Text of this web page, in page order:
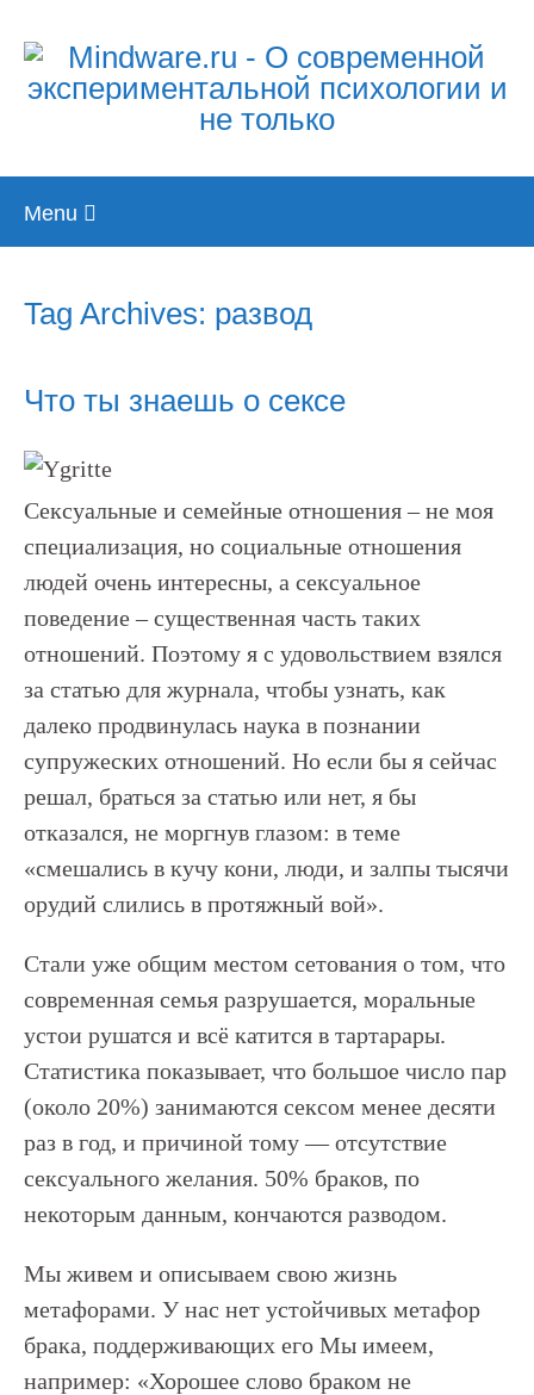
Menu
Tag Archives: развод
Что ты знаешь о сексе
Сексуальные и семейные отношения – не моя
специализация, но социальные отношения
людей очень интересны, а сексуальное
поведение – существенная часть таких
отношений. Поэтому я с удовольствием взялся
за статью для журнала, чтобы узнать, как
далеко продвинулась наука в познании
супружеских отношений. Но если бы я сейчас
решал, браться за статью или нет, я бы
отказался, не моргнув глазом: в теме
«смешались в кучу кони, люди, и залпы тысячи
орудий слились в протяжный вой».
Стали уже общим местом сетования о том, что
современная семья разрушается, моральные
устои рушатся и всё катится в тартарары.
Статистика показывает, что большое число пар
(около 20%) занимаются сексом менее десяти
раз в год, и причиной тому — отсутствие
сексуального желания. 50% браков, по
некоторым данным, кончаются разводом.
Мы живем и описываем свою жизнь
метафорами. У нас нет устойчивых метафор
брака, поддерживающих его Мы имеем,
например: «Хорошее слово браком не